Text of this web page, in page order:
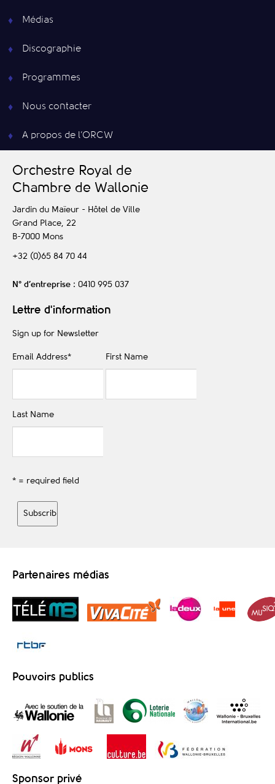
Médias
Discographie
Programmes
Nous contacter
A propos de l’ORCW
Orchestre Royal de
Chambre de Wallonie
Jardin du Maïeur - Hôtel de Ville
Grand Place, 22
B-7000 Mons
+32 (0)65 84 70 44
N° d’entreprise : 0410 995 037
Lettre d'information
Sign up for Newsletter
Email Address* First Name
Last Name
* = required field
Partenaires médias
Pouvoirs publics
Sponsor privé